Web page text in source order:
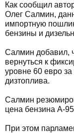
Как сообщил
Олег Салмин,
импортную
бензины и
Салмин добавил,
вернуться к
уровне 60 евро за
дизтоплива.
Салмин
цена бензина А-
При этом